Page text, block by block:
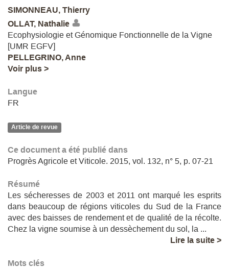
SIMONNEAU, Thierry
OLLAT, Nathalie
Ecophysiologie et Génomique Fonctionnelle de la Vigne
[UMR EGFV]
PELLEGRINO, Anne
Voir plus >
Langue
FR
Article de revue
Ce document a été publié dans
Progrès Agricole et Viticole. 2015, vol. 132, n° 5, p. 07-21
Résumé
Les sécheresses de 2003 et 2011 ont marqué les esprits
dans beaucoup de régions viticoles du Sud de la France
avec des baisses de rendement et de qualité de la récolte.
Chez la vigne soumise à un dessèchement du sol, la ...
Lire la suite >
Mots clés